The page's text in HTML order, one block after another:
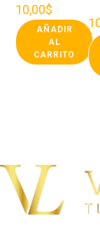
10,00$
AÑADIR
AL
CARRITO